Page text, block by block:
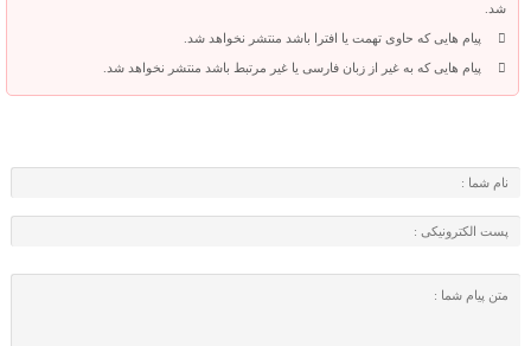
شد.
پیام هایی که حاوی تهمت یا افترا باشد منتشر نخواهد شد.
پیام هایی که به غیر از زبان فارسی یا غیر مرتبط باشد منتشر نخواهد شد.